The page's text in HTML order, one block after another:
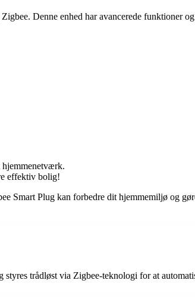
Denne enhed har avancerede funktioner
hjemmenetværk.
effektiv bolig!
Smart Plug kan forbedre dit hjemmemiljø og
trådløst via Zigbee-teknologi for at